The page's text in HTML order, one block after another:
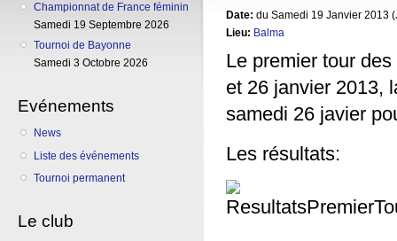
Championnat de France féminin
Samedi 19 Septembre 2026
Tournoi de Bayonne
Samedi 3 Octobre 2026
Evénements
News
Liste des événements
Tournoi permanent
Le club
Date: du Samedi 19 Janvier 2013
Lieu: Balma
Le premier tour
et 26 janvier 2013,
samedi 26 javier
Les résultats: